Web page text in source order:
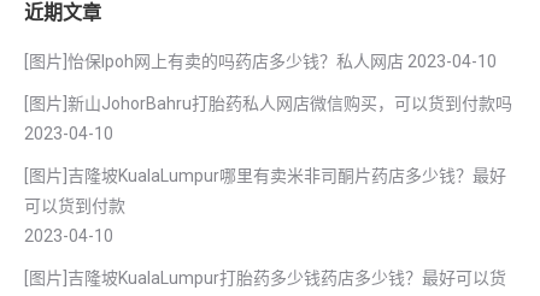
近期文章
[图片]怡保lpoh网上有卖的吗药店多少钱？私人网店 2023-04-10
[图片]新山JohorBahru打胎药私人网店微信购买，可以货到付款吗
2023-04-10
[图片]吉隆坡KualaLumpur哪里有卖米非司酮片药店多少钱？最好
可以货到付款
2023-04-10
[图片]吉隆坡KualaLumpur打胎药多少钱药店多少钱？最好可以货